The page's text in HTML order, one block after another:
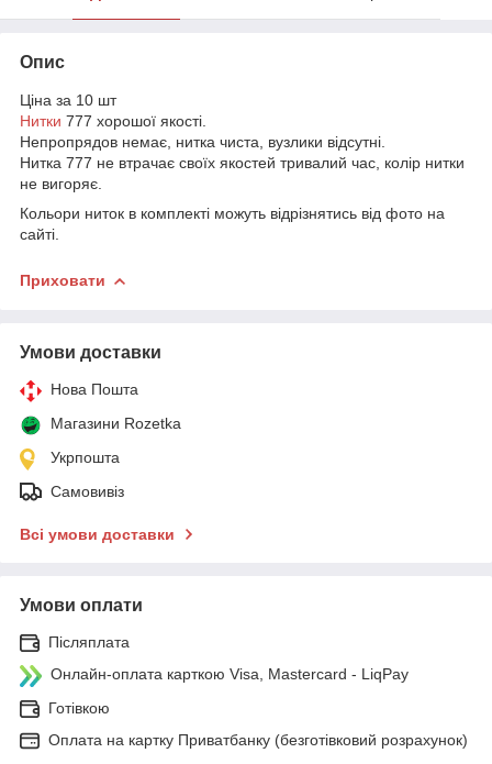
Опис
Ціна за 10 шт
Нитки 777 хорошої якості.
Непропрядов немає, нитка чиста, вузлики відсутні.
Нитка 777 не втрачає своїх якостей тривалий час, колір нитки
не вигоряє.
Кольори ниток в комплекті можуть відрізнятись від фото на
сайті.
Приховати
Умови доставки
Нова Пошта
Магазини Rozetka
Укрпошта
Самовивіз
Всі умови доставки
Умови оплати
Післяплата
Онлайн-оплата карткою Visa, Mastercard - LiqPay
Готівкою
Оплата на картку Приватбанку (безготівковий розрахунок)